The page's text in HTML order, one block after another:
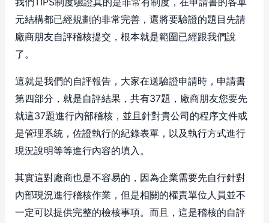
元結構都已經規劃的非常完善，還將要驗證的題目先請
廠商朋友自評稽核提交，根本就是範圍已經跟我們說
了。
這就是我們的自評報告，大家在送驗證申請時，申請書
第四部分，就是自評結果，共有37題，廠商朋友您要先
就這37題進行內部稽核，並且針對貴公司的程序文件或
是管理系統，佐證執行的紀錄表單，以及執行方式進行
現況說明等等進行內容的填入。
其實這對廠商也是不容易的，因為企業需要先自行針對
內部現況進行稽核作業，但是相關的權責單位人員並不
一定可以提供完整的檢核事項。而且，這是稽核的自評